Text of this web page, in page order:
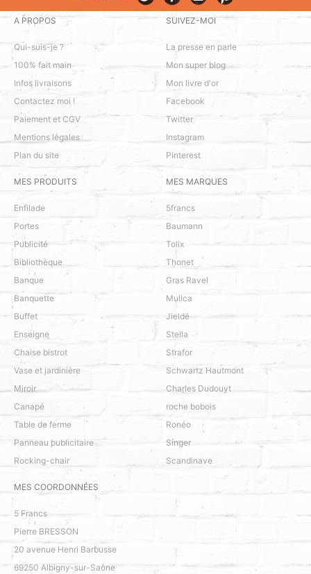
A PROPOS
Qui-suis-je ?
100% fait main
Infos livraisons
Contactez moi !
Paiement et CGV
Mentions légales
Plan du site
SUIVEZ-MOI
La presse en parle
Mon super blog
Mon livre d'or
Facebook
Twitter
Instagram
Pinterest
MES PRODUITS
Enfilade
Portes
Publicité
Bibliothèque
Banque
Banquette
Buffet
Enseigne
Chaise bistrot
Vase et jardinière
Miroir
Canapé
Table de ferme
Panneau publicitaire
Rocking-chair
MES MARQUES
5francs
Baumann
Tolix
Thonet
Gras Ravel
Mullca
Jieldé
Stella
Strafor
Schwartz Hautmont
Charles Dudouyt
roche bobois
Ronéo
Singer
Scandinave
MES COORDONNÉES
5 Francs
Pierre BRESSON
20 avenue Henri Barbusse
69250 Albigny-sur-Saône